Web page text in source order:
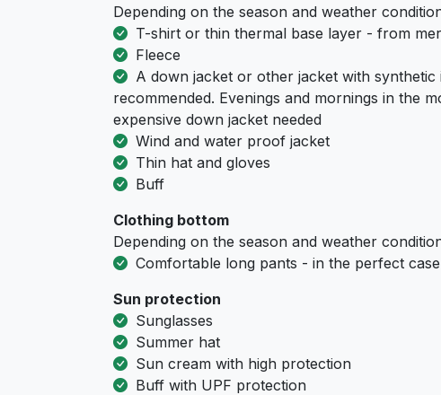
Depending on the season and weather
T-shirt or thin thermal base layer - from
Fleece
A down jacket or other jacket with
recommended. Evenings and mornings in the
expensive down jacket needed
Wind and water proof jacket
Thin hat and gloves
Buff
Clothing bottom
Depending on the season and weather
Comfortable long pants - in the perfect
Sun protection
Sunglasses
Summer hat
Sun cream with high protection
Buff with UPF protection